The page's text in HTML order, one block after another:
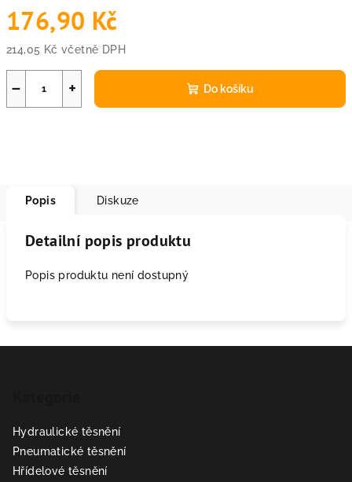
176,90 Kč
214,05 Kč včetně DPH
+
− Do košíku
Popis Diskuze
Detailní popis produktu
Popis produktu není dostupný
Hydraulické těsnění
Pneumatické těsnění
Hřídelové těsnění